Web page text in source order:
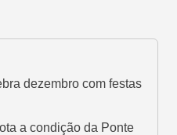
dezembro com festas
a condição da Ponte